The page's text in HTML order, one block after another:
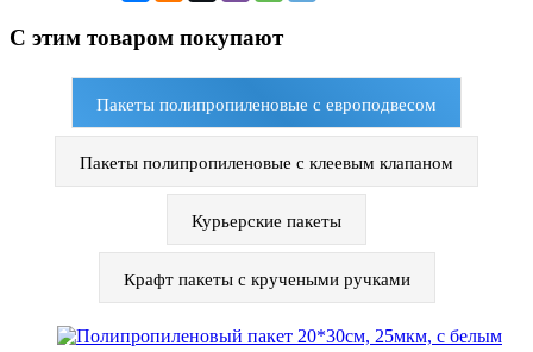
С этим товаром покупают
Пакеты полипропиленовые с европодвесом
Пакеты полипропиленовые с клеевым клапаном
Курьерские пакеты
Крафт пакеты с кручеными ручками